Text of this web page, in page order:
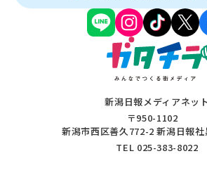
新潟日報メディアネット
〒950-1102
新潟市西区善久772-2 新潟日報社
TEL 025-383-8022